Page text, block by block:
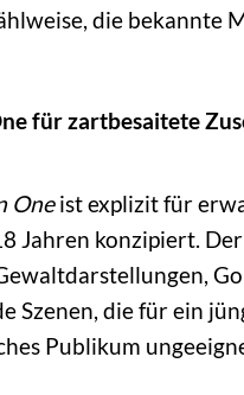
die bekannte
für zartbesaitete
Oneist explizit für
Jahren konzipiert.
Szenen, die für ein
Publikum